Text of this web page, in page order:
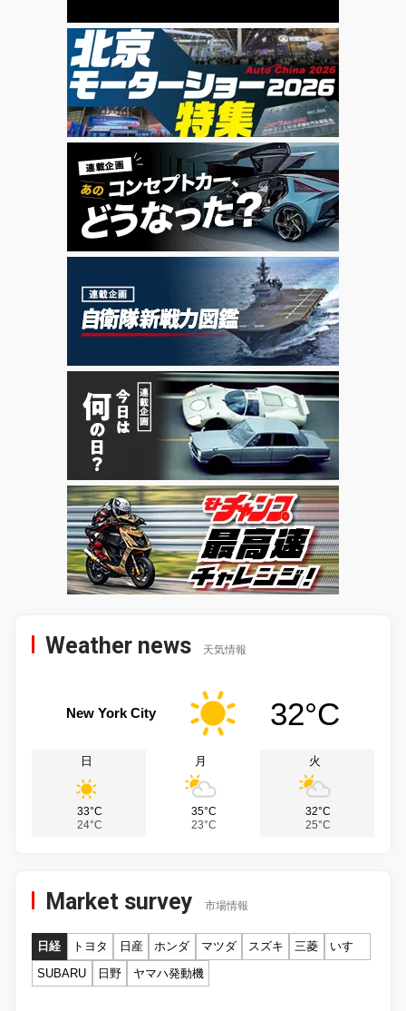
Weather news 天気情報
New York City 32°C
日
33°C
24°C
月
35°C
23°C
火
32°C
25°C
Market survey 市場情報
日経 トヨタ 日産 ホンダ マツダ スズキ 三菱
いすゞ
SUBARU
日野 ヤマハ発動機